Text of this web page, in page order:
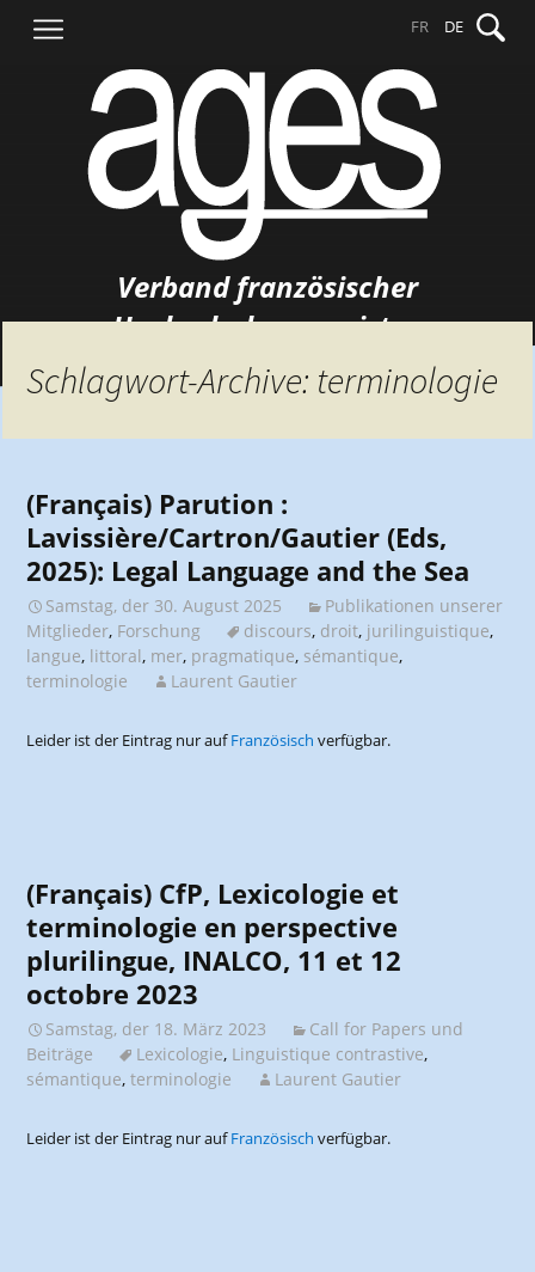
Inhalt
nach:
FR DE
Verband französischer
Hochschulgermanisten
Schlagwort-Archive: terminologie
(Français) Parution :
Lavissière/Cartron/Gautier (Eds,
2025): Legal Language and the Sea
Samstag, der 30. August 2025
Publikationen unserer
Mitglieder, Forschung discours, droit, jurilinguistique,
langue, littoral, mer, pragmatique, sémantique,
terminologie
Laurent Gautier
Leider ist der Eintrag nur aufFranzösisch verfügbar.
(Français) CfP, Lexicologie et
terminologie en perspective
plurilingue, INALCO, 11 et 12
octobre 2023
Samstag, der 18. März 2023
Call for Papers und
Beiträge
Lexicologie, Linguistique contrastive,
sémantique,terminologie Laurent Gautier
Leider ist der Eintrag nur aufFranzösisch verfügbar.